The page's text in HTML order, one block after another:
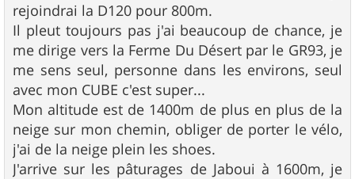
rejoindrai la D120 pour 800m.
Il pleut toujours pas j'ai beaucoup de chance, je
me dirige vers la Ferme Du Désert par le GR93, je
me sens seul, personne dans les environs, seul
avec mon CUBE c'est super...
Mon altitude est de 1400m de plus en plus de la
neige sur mon chemin, obliger de porter le vélo,
j'ai de la neige plein les shoes.
J'arrive sur les pâturages de Jaboui à 1600m, je